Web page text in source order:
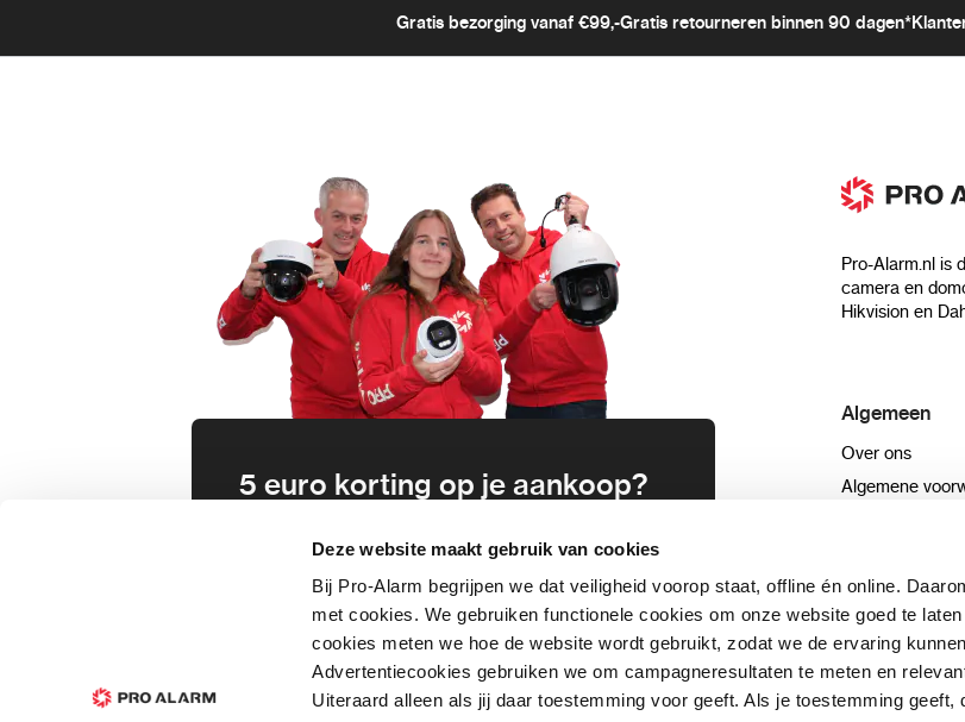
Deze website maakt gebruik van cookies
Bij Pro-Alarm begrijpen we dat veiligheid voorop staat, offline én online.
met cookies. We gebruiken functionele cookies om onze website goed te
cookies meten we hoe de website wordt gebruikt, zodat we de ervaring
Advertentiecookies gebruiken we om campagneresultaten te meten en
Uiteraard alleen als jij daar toestemming voor geeft. Als je toestemming geeft,
Gratis bezorging vanaf €99,-Gratis retourneren binnen 90 dagen*
5 euro korting op je aankoop?
Schrijf je direct in voor onze nieuwsbrief en
wees als eerste op de hoogte van
aanbiedingen en meer!
Inschrijven
Pro-Alarm.nl is
camera en
Hikvision en
Algemeen
Over ons
Algemene
Sitemap